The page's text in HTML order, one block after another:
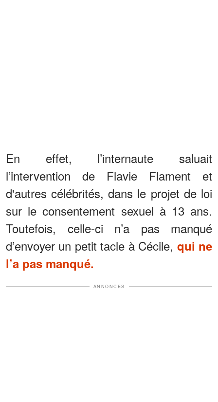
En effet, l’internaute saluait
l’intervention de Flavie Flament et
d'autres célébrités, dans le projet de loi
sur le consentement sexuel à 13 ans.
Toutefois, celle-ci n’a pas manqué
d’envoyer un petit tacle à Cécile, qui ne
l’a pas manqué.
ANNONCES